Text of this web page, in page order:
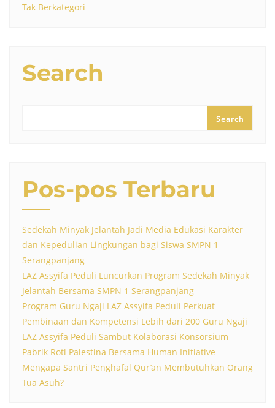
Tak Berkategori
Search
Search
Pos-pos Terbaru
Sedekah Minyak Jelantah Jadi Media Edukasi Karakter
dan Kepedulian Lingkungan bagi Siswa SMPN 1
Serangpanjang
LAZ Assyifa Peduli Luncurkan Program Sedekah Minyak
Jelantah Bersama SMPN 1 Serangpanjang
Program Guru Ngaji LAZ Assyifa Peduli Perkuat
Pembinaan dan Kompetensi Lebih dari 200 Guru Ngaji
LAZ Assyifa Peduli Sambut Kolaborasi Konsorsium
Pabrik Roti Palestina Bersama Human Initiative
Mengapa Santri Penghafal Qur’an Membutuhkan Orang
Tua Asuh?